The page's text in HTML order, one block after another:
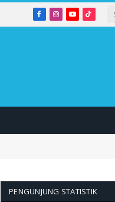
Facebook
Instagram
YouTubeTikTok
PENGUNJUNG STATISTIK